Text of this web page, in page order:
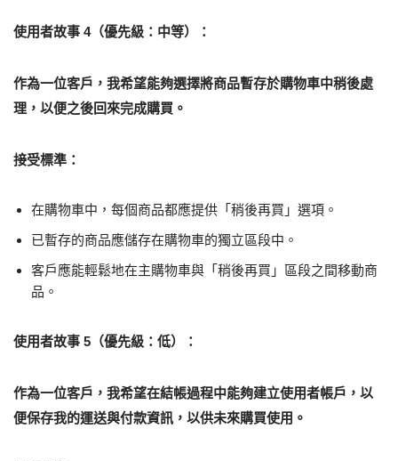
使用者故事 4（優先級：中等）：
作為一位客戶，我希望能夠選擇將商品暫存於購物車中稍後處
理，以便之後回來完成購買。
接受標準：
在購物車中，每個商品都應提供「稍後再買」選項。
已暫存的商品應儲存在購物車的獨立區段中。
客戶應能輕鬆地在主購物車與「稍後再買」區段之間移動商
品。
使用者故事 5（優先級：低）：
作為一位客戶，我希望在結帳過程中能夠建立使用者帳戶，以
便保存我的運送與付款資訊，以供未來購買使用。